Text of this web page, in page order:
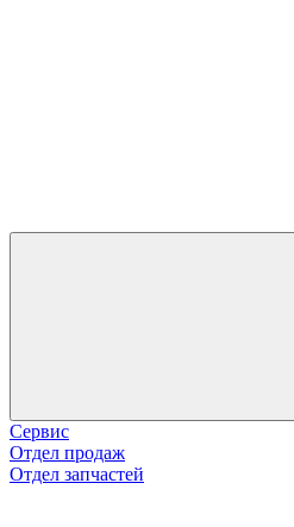
Сервис
Отдел продаж
Отдел запчастей